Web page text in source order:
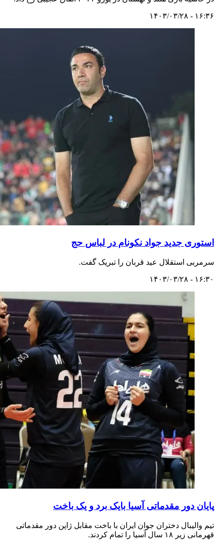
۱۶:۳۶ - ۱۴۰۳/۰۳/۲۸
استوری جدید جواد نکونام در لباس حج
سرمربی استقلال عید قربان را تبریک گفت.
۱۶:۳۰ - ۱۴۰۳/۰۳/۲۸
پایان دور مقدماتی آسیا بایک برد و یک باخت
تیم والیبال دختران جوان ایران با باخت مقابل ژاپن دور مقدماتی
قهرمانی زیر ۱۸ سال آسیا را تمام کردند.